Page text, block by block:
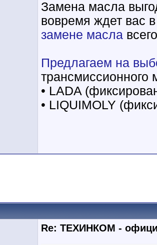
Замена масла
вовремя ждет вас
замене масла
Предлагаем на
трансмиссионного
• LADA
• LIQUIMOLY
Re: ТЕХИНКОМ -